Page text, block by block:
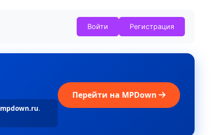
Войти Регистрация
mpdown.ru.
Перейти на MPDown